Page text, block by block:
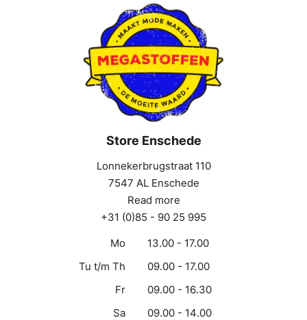
Store Enschede
Lonnekerbrugstraat 110
7547 AL Enschede
Read more
+31 (0)85 - 90 25 995
Mo
13.00 - 17.00
Tu t/m Th
09.00 - 17.00
Fr
09.00 - 16.30
Sa
09.00 - 14.00